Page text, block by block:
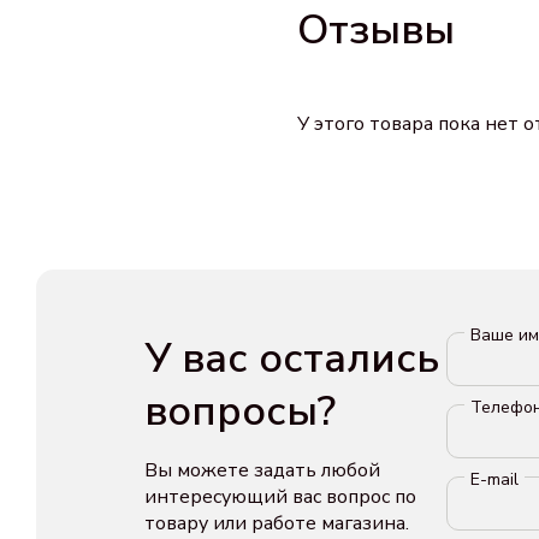
Отзывы
У этого товара пока нет
У вас остались
вопросы?
Вы можете задать любой
интересующий вас вопрос по
товару или работе магазина.
Ваше
E-mail